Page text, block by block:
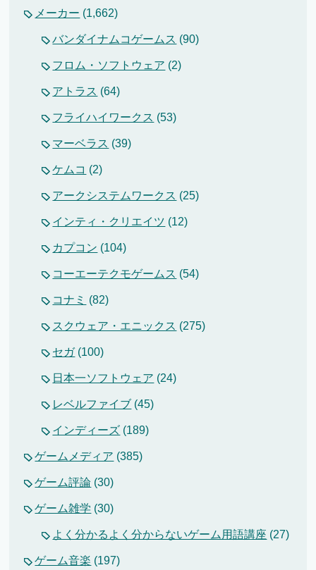
メーカー (1,662)
バンダイナムコゲームス (90)
フロム・ソフトウェア (2)
アトラス (64)
フライハイワークス (53)
マーベラス (39)
ケムコ (2)
アークシステムワークス (25)
インティ・クリエイツ (12)
カプコン (104)
コーエーテクモゲームス (54)
コナミ (82)
スクウェア・エニックス (275)
セガ(100)
日本一ソフトウェア (24)
レベルファイブ (45)
インディーズ (189)
ゲームメディア (385)
ゲーム評論 (30)
ゲーム雑学 (30)
よく分かるよく分からないゲーム用語講座 (27)
ゲーム音楽 (197)